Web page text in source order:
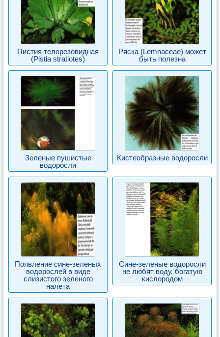
Пистия телорезовидная
(Pistia stratiotes)
Ряска (Lemnaceae) может
быть полезна
Зеленые пушистые
водоросли
Кистеобразные водоросли
Появление сине-зеленых
водорослей в виде
слизистого зеленого
налета
Сине-зеленые водоросли
не любят воду, богатую
кислородом